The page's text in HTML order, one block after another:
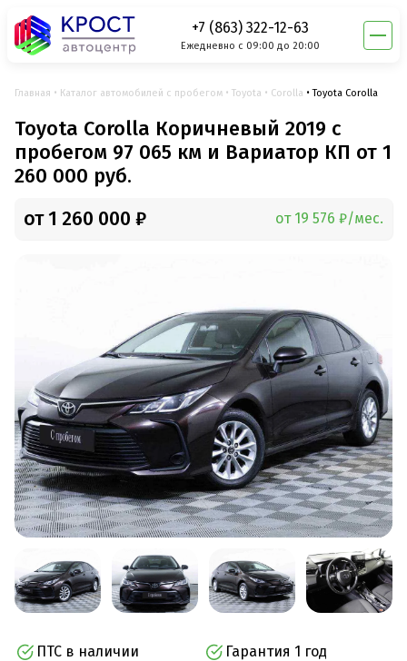
+7 (863) 322-12-63
Ежедневно с 09:00 до 20:00
Главная Каталог автомобилей с пробегом Toyota Corolla Toyota Corolla
Toyota Corolla Коричневый 2019 с
пробегом 97 065 км и Вариатор КП от 1
260 000 руб.
от 1 260 000 ₽ от 19 576 ₽/мес.
ПТС в наличии
Гарантия 1 год